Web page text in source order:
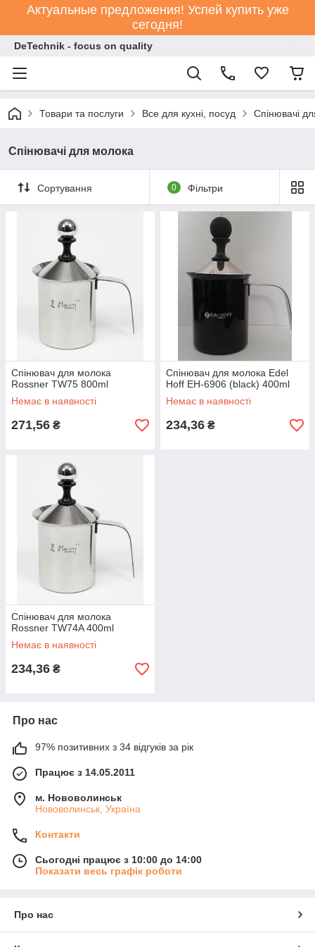
Актуальные предложения! Успей купить уже
сегодня!
DeTechnik - focus on quality
Товари та послуги Все для кухні, посуд Спінювачі
Спінювачі для молока
Сортування 0 Фільтри
Спінювач для молока
Rossner TW75 800ml
Немає в наявності
271,56 ₴
Спінювач для молока Edel
Hoff EH-6906 (black) 400ml
Немає в наявності
234,36 ₴
Спінювач для молока
Rossner TW74A 400ml
Немає в наявності
234,36 ₴
Про нас
97% позитивних з 34 відгуків за рік
Працює з 14.05.2011
м. Нововолинськ
Нововолинськ, Україна
Контакти
Сьогодні працює з 10:00 до 14:00
Показати весь графік роботи
Про нас